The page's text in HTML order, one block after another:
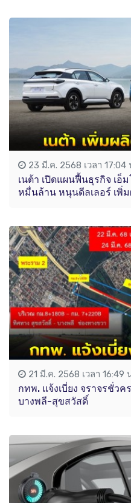
23 มี.ค. 2568 เวลา 17:04
เนต้า เปิดแผนฟื้นธุรกิจ เอ็
หมื่นล้าน หนุนดีลเลอร์ เพิ่
21 มี.ค. 2568 เวลา 16:49
กทพ. แจ้งเบี่ยง จราจรชั่ว
บางพลี-สุขสวัสดิ์